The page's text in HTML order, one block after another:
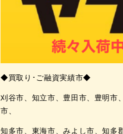
◆買取り･ご融資実績市◆
刈谷市、知立市、豊田市、豊明市
市、
知多市、 東海市、みよし市、知多